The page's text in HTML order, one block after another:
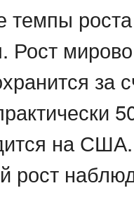
темпы
Рост
за
на
рост